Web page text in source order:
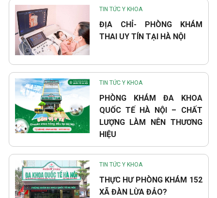
TIN TỨC Y KHOA
ĐỊA CHỈ- PHÒNG KHÁM
THAI UY TÍN TẠI HÀ NỘI
TIN TỨC Y KHOA
PHÒNG KHÁM ĐA KHOA
QUỐC TẾ HÀ NỘI – CHẤT
LƯỢNG LÀM NÊN THƯƠNG
HIỆU
TIN TỨC Y KHOA
THỰC HƯ PHÒNG KHÁM 152
XÃ ĐÀN LỪA ĐẢO?